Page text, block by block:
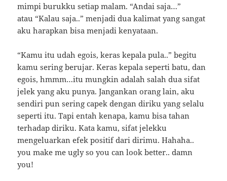
mimpi burukku setiap malam. “Andai saja…”
atau “Kalau saja..” menjadi dua kalimat yang sangat
aku harapkan bisa menjadi kenyataan.
“Kamu itu udah egois, keras kepala pula..” begitu
kamu sering berujar. Keras kepala seperti batu, dan
egois, hmmm…itu mungkin adalah salah dua sifat
jelek yang aku punya. Jangankan orang lain, aku
sendiri pun sering capek dengan diriku yang selalu
seperti itu. Tapi entah kenapa, kamu bisa tahan
terhadap diriku. Kata kamu, sifat jelekku
mengeluarkan efek positif dari dirimu. Hahaha..
you make me ugly so you can look better.. damn
you!